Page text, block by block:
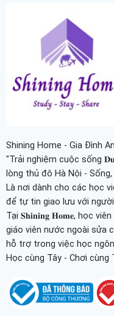
Shining Home - Gia Đình
"Trải nghiệm cuộc sống 𝐃𝐮
lòng thủ đô Hà Nội -
Là nơi dành cho các học
để tự tin giao lưu với
Tại 𝐒𝐡𝐢𝐧𝐢𝐧𝐠 𝐇𝐨𝐦𝐞, học
giáo viên nước ngoài sửa
hỗ trợ trong việc học
Học cùng Tây - Chơi cùng